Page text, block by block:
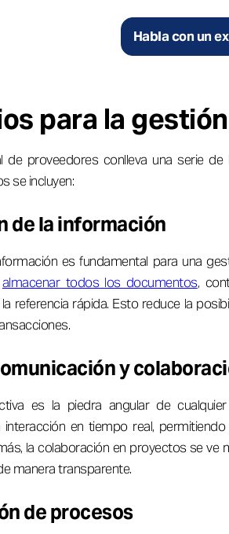
Habla con un
para la
de proveedores conlleva una serie
se incluyen:
de la información
es fundamental para una
almacenar todos los documentos,
referencia rápida. Esto reduce la
y
es la piedra angular de
interacción en tiempo real,
la colaboración en proyectos se ve
manera transparente.
de procesos